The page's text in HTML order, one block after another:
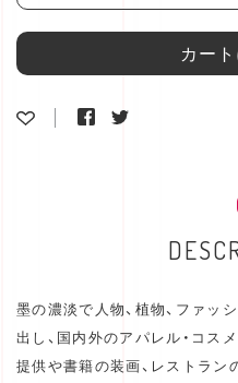
カー
墨の濃淡で人物、植物、ファッ
出し、国内外のアパレル・コス
提供や書籍の装画、レストラ